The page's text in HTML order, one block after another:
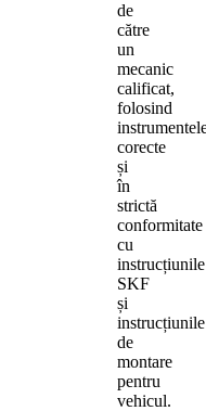
de
către
un
mecanic
calificat,
folosind
corecte
și
în
strictă
conformitate
cu
instrucțiunile
SKF
și
instrucțiunile
de
montare
pentru
vehicul.